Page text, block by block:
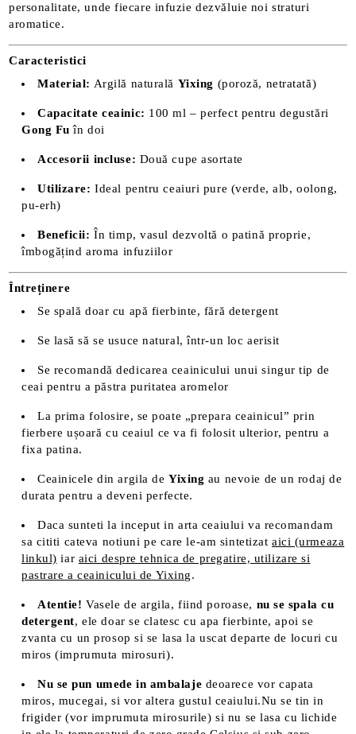
personalitate, unde fiecare infuzie dezvăluie noi straturi
aromatice.
Caracteristici
Material: Argilă naturală Yixing (poroză, netratată)
Capacitate ceainic: 100 ml – perfect pentru degustări
Gong Fu în doi
Accesorii incluse: Două cupe asortate
Utilizare: Ideal pentru ceaiuri pure (verde, alb, oolong,
pu-erh)
Beneficii: În timp, vasul dezvoltă o patină proprie,
îmbogățind aroma infuziilor
Întreținere
Se spală doar cu apă fierbinte, fără detergent
Se lasă să se usuce natural, într-un loc aerisit
Se recomandă dedicarea ceainicului unui singur tip de
ceai pentru a păstra puritatea aromelor
La prima folosire, se poate „prepara ceainicul” prin
fierbere ușoară cu ceaiul ce va fi folosit ulterior, pentru a
fixa patina.
Ceainicele din argila de Yixing au nevoie de un rodaj de
durata pentru a deveni perfecte.
Daca sunteti la inceput in arta ceaiului va recomandam
sa cititi cateva notiuni pe care le-am sintetizat aici (urmeaza
linkul) iar aici despre tehnica de pregatire, utilizare si
pastrare a ceainicului de Yixing.
Atentie! Vasele de argila, fiind poroase, nu se spala cu
detergent, ele doar se clatesc cu apa fierbinte, apoi se
zvanta cu un prosop si se lasa la uscat departe de locuri cu
miros (imprumuta mirosuri).
Nu se pun umede in ambalaje deoarece vor capata
miros, mucegai, si vor altera gustul ceaiului.Nu se tin in
frigider (vor imprumuta mirosurile) si nu se lasa cu lichide